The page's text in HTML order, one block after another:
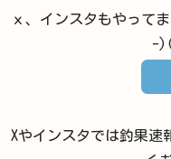
ｘ、インスタもやって
-
Xやインスタでは釣果速